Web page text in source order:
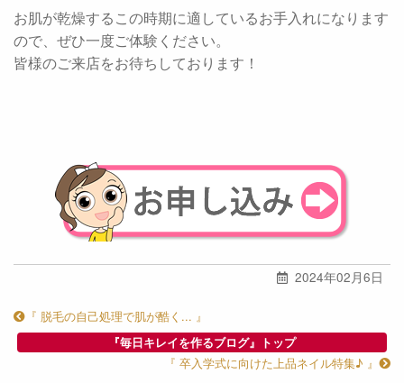
お肌が乾燥するこの時期に適しているお手入れになります
ので、ぜひ一度ご体験ください。
皆様のご来店をお待ちしております！
2024年02月6日
『 脱毛の自己処理で肌が酷く... 』
『毎日キレイを作るブログ』トップ
『 卒入学式に向けた上品ネイル特集♪ 』